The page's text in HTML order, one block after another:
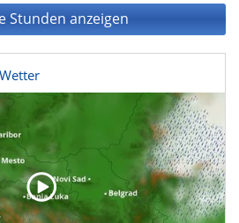
Stunden anzeigen